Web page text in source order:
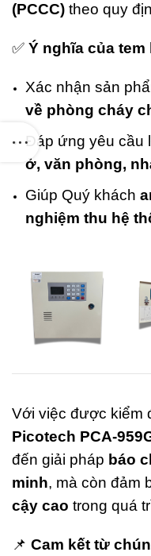
(PCCC) theo quy
✅ Ý nghĩa của tem
Xác nhận sản
về phòng cháy
Đáp ứng yêu cầu
ở, văn phòng,
Giúp Quý khách
nghiệm thu hệ
Với việc được kiểm
Picotech PCA-
đến giải pháp báo
minh, mà còn đảm
cậy cao trong quá
📌 Cam kết từ